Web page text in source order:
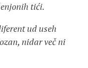
tići.
ud useh
nidar več ni